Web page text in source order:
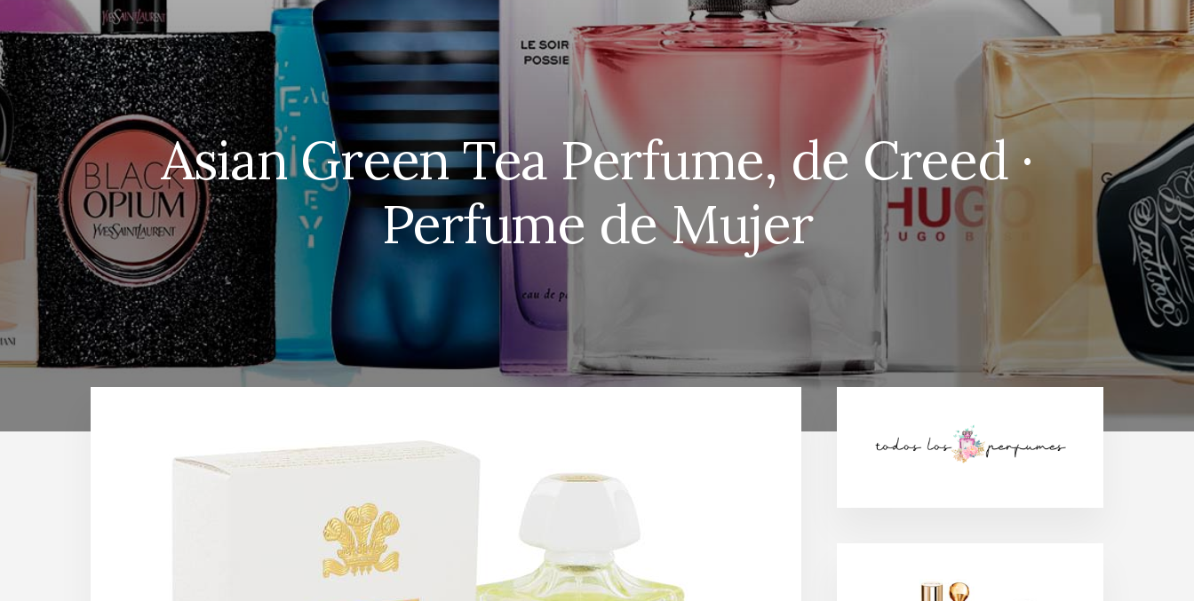
Asian Green Tea Perfume, de Creed ·
Perfume de Mujer
lateral